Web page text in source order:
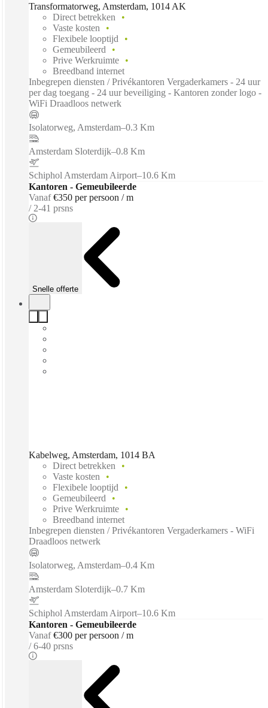
Transformatorweg, Amsterdam, 1014 AK
Direct betrekken
Vaste kosten
Flexibele looptijd
Gemeubileerd
Prive Werkruimte
Breedband internet
Inbegrepen diensten / Privékantoren Vergaderkamers - 24 uur
per dag toegang - 24 uur beveiliging - Kantoren zonder logo -
WiFi Draadloos netwerk
Isolatorweg, Amsterdam–0.3 Km
Amsterdam Sloterdijk–0.8 Km
Schiphol Amsterdam Airport–10.6 Km
Kantoren - Gemeubileerde
Vanaf €350 per persoon / m
2-41 prsns
Snelle offerte
Kabelweg, Amsterdam, 1014 BA
Direct betrekken
Vaste kosten
Flexibele looptijd
Gemeubileerd
Prive Werkruimte
Breedband internet
Inbegrepen diensten / Privékantoren Vergaderkamers - WiFi
Draadloos netwerk
Isolatorweg, Amsterdam–0.4 Km
Amsterdam Sloterdijk–0.7 Km
Schiphol Amsterdam Airport–10.6 Km
Kantoren - Gemeubileerde
Vanaf €300 per persoon / m
6-40 prsns